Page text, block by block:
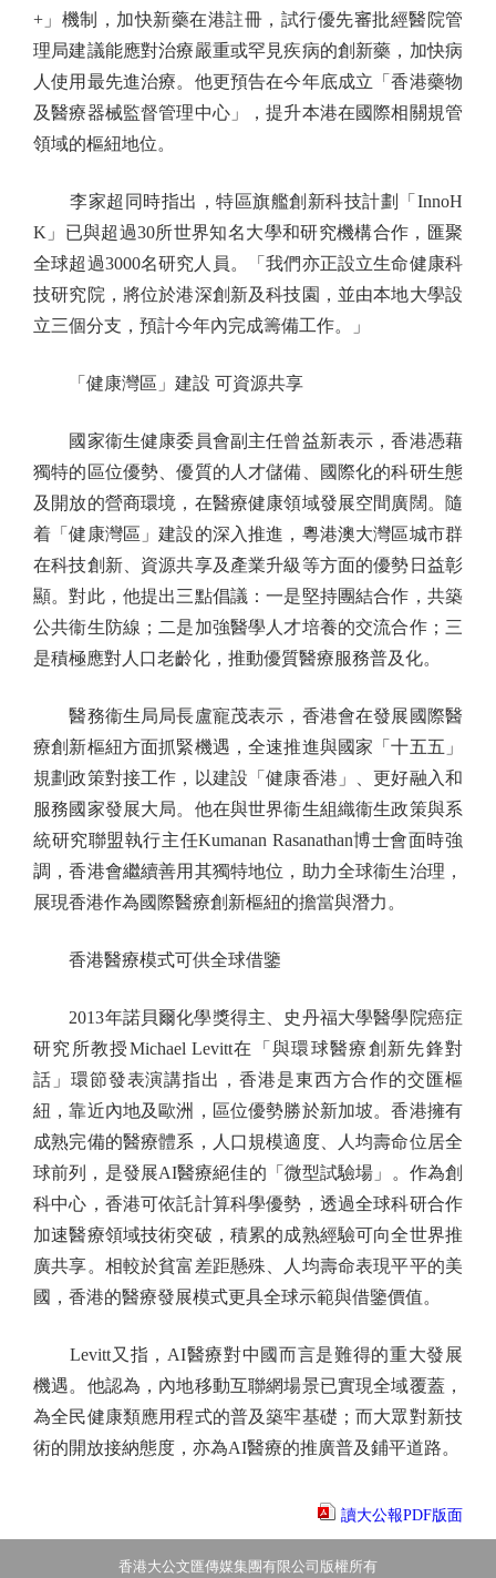
+」機制，加快新藥在港註冊，試行優先審批經醫院管
理局建議能應對治療嚴重或罕見疾病的創新藥，加快病
人使用最先進治療。他更預告在今年底成立「香港藥物
及醫療器械監督管理中心」，提升本港在國際相關規管
領域的樞紐地位。
李家超同時指出，特區旗艦創新科技計劃「InnoH
K」已與超過30所世界知名大學和研究機構合作，匯聚
全球超過3000名研究人員。「我們亦正設立生命健康科
技研究院，將位於港深創新及科技園，並由本地大學設
立三個分支，預計今年內完成籌備工作。」
「健康灣區」建設 可資源共享
國家衞生健康委員會副主任曾益新表示，香港憑藉
獨特的區位優勢、優質的人才儲備、國際化的科研生態
及開放的營商環境，在醫療健康領域發展空間廣闊。隨
着「健康灣區」建設的深入推進，粵港澳大灣區城市群
在科技創新、資源共享及產業升級等方面的優勢日益彰
顯。對此，他提出三點倡議：一是堅持團結合作，共築
公共衞生防線；二是加強醫學人才培養的交流合作；三
是積極應對人口老齡化，推動優質醫療服務普及化。
醫務衞生局局長盧寵茂表示，香港會在發展國際醫
療創新樞紐方面抓緊機遇，全速推進與國家「十五五」
規劃政策對接工作，以建設「健康香港」、更好融入和
服務國家發展大局。他在與世界衞生組織衞生政策與系
統研究聯盟執行主任Kumanan Rasanathan博士會面時強
調，香港會繼續善用其獨特地位，助力全球衞生治理，
展現香港作為國際醫療創新樞紐的擔當與潛力。
香港醫療模式可供全球借鑒
2013年諾貝爾化學獎得主、史丹福大學醫學院癌症
研究所教授Michael Levitt在「與環球醫療創新先鋒對
話」環節發表演講指出，香港是東西方合作的交匯樞
紐，靠近內地及歐洲，區位優勢勝於新加坡。香港擁有
成熟完備的醫療體系，人口規模適度、人均壽命位居全
球前列，是發展AI醫療絕佳的「微型試驗場」。作為創
科中心，香港可依託計算科學優勢，透過全球科研合作
加速醫療領域技術突破，積累的成熟經驗可向全世界推
廣共享。相較於貧富差距懸殊、人均壽命表現平平的美
國，香港的醫療發展模式更具全球示範與借鑒價值。
Levitt又指，AI醫療對中國而言是難得的重大發展
機遇。他認為，內地移動互聯網場景已實現全域覆蓋，
為全民健康類應用程式的普及築牢基礎；而大眾對新技
術的開放接納態度，亦為AI醫療的推廣普及鋪平道路。
讀大公報PDF版面
香港大公文匯傳媒集團有限公司版權所有